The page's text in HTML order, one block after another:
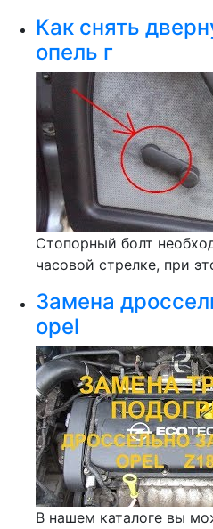
Как снять
опель г
Стопорный болт
часовой стрелке, при
Замена
opel
В нашем каталоге вы